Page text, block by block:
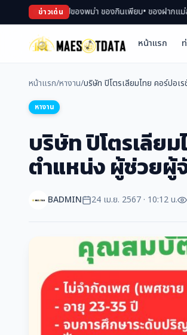
ข่าวเด่น
ลาด ช้อปของพม่า ของกินเพียบ• ของฝากแม่สอด ซื้ออะ
หน้าแรก
หน้าแรก/หางาน/บริษัท ปิโตรเลียมไทย คอร์ปอเ
หางาน
บริษัท ปิโตรเลีย
ตำแหน่ง ผู้ช่วยผู้
BADMIN 24 เม.ย. 2567 · 10:12 น.